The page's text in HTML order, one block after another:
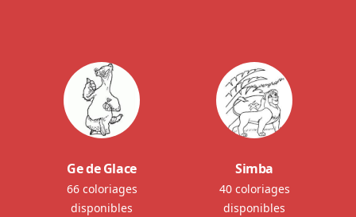
Ge de Glace
66 coloriages
disponibles
Simba
40 coloriages
disponibles